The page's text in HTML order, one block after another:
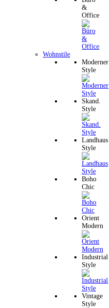
&
Office
Wohnstile
Moderner
Style
Skand.
Style
Landhaus
Style
Boho
Chic
Orient
Modern
Industrial
Style
Vintage
Style